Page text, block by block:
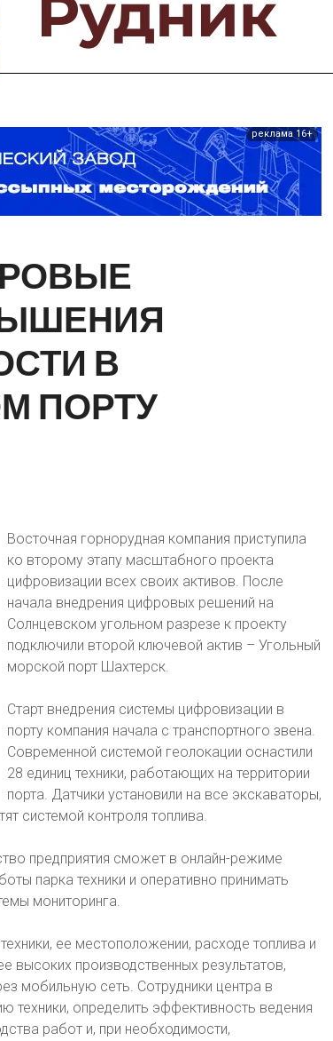
Предприятия и компании
Интервью
Выставки, Конференции
реклама 16+
В
ПОРТУ
Восточная горнорудная компания приступила
ко второму этапу масштабного проекта
цифровизации всех своих активов. После
начала внедрения цифровых решений на
Солнцевском угольном разрезе к проекту
подключили второй ключевой актив – Угольный
морской порт Шахтерск.
Старт внедрения системы цифровизации в
порту компания начала с транспортного звена.
Современной системой геолокации оснастили
28 единиц техники, работающих на территории
порта. Датчики установили на все экскаваторы,
системой контроля топлива.
предприятия сможет в онлайн-режиме
парка техники и оперативно принимать
мониторинга.
ее местоположении, расходе топлива и
высоких производственных результатов,
мобильную сеть. Сотрудники центра в
техники, определить эффективность ведения
работ и, при необходимости,